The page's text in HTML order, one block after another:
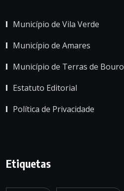
Município de Vila Verde
Município de Amares
Município de Terras de Bouro
Estatuto Editorial
Política de Privacidade
Etiquetas